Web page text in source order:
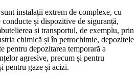
instalații extrem de complexe, cu
conducte și dispozitive de siguranță,
și transportul, de exemplu, prin
chimică și în petrochimie, depozitele
pentru depozitarea temporară a
agresive, precum și pentru
pentru gaze și acizi.